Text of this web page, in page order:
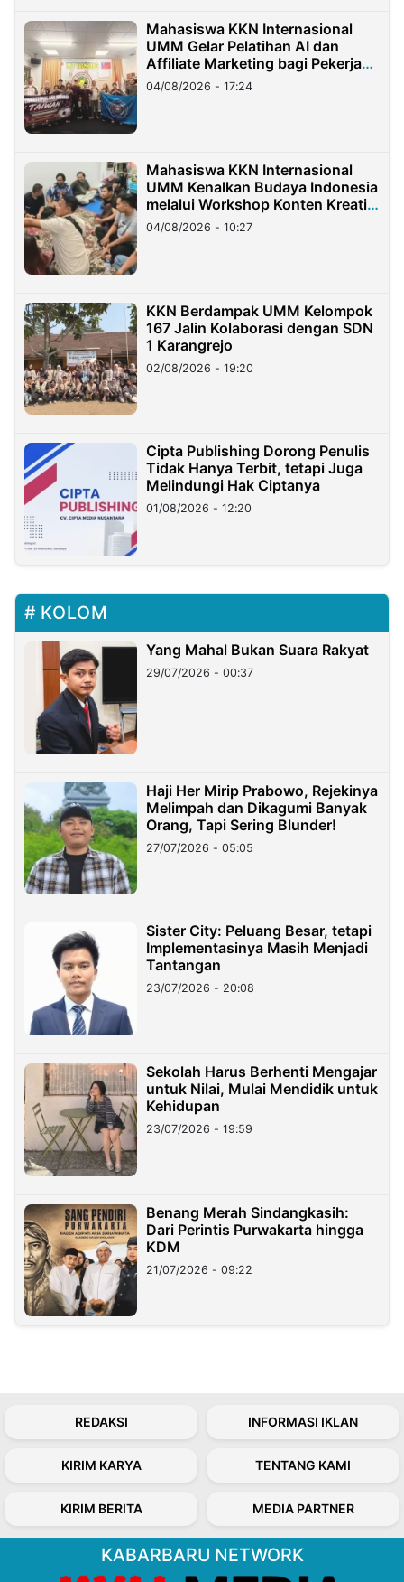
Mahasiswa KKN Internasional
UMM Gelar Pelatihan AI dan
Affiliate Marketing bagi Pekerja
Migran Indonesia di Taiwan
04/08/2026 - 17:24
Mahasiswa KKN Internasional
UMM Kenalkan Budaya Indonesia
melalui Workshop Konten Kreatif
di Taiwan
04/08/2026 - 10:27
KKN Berdampak UMM Kelompok
167 Jalin Kolaborasi dengan SDN
1 Karangrejo
02/08/2026 - 19:20
Cipta Publishing Dorong Penulis
Tidak Hanya Terbit, tetapi Juga
Melindungi Hak Ciptanya
01/08/2026 - 12:20
KOLOM
Yang Mahal Bukan Suara Rakyat
29/07/2026 - 00:37
Haji Her Mirip Prabowo, Rejekinya
Melimpah dan Dikagumi Banyak
Orang, Tapi Sering Blunder!
27/07/2026 - 05:05
Sister City: Peluang Besar, tetapi
Implementasinya Masih Menjadi
Tantangan
23/07/2026 - 20:08
Sekolah Harus Berhenti Mengajar
untuk Nilai, Mulai Mendidik untuk
Kehidupan
23/07/2026 - 19:59
Benang Merah Sindangkasih:
Dari Perintis Purwakarta hingga
KDM
21/07/2026 - 09:22
REDAKSI INFORMASI IKLAN
KIRIM KARYA TENTANG KAMI
KIRIM BERITA MEDIA PARTNER
KABARBARU NETWORK